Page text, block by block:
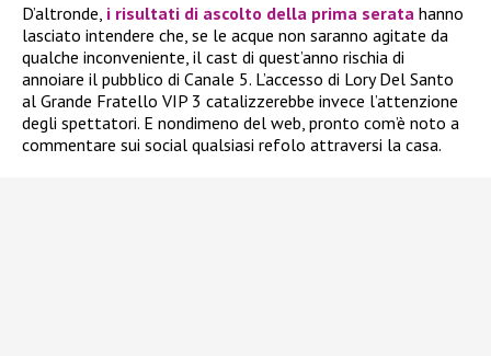
D’altronde, i risultati di ascolto della prima serata hanno
lasciato intendere che, se le acque non saranno agitate da
qualche inconveniente, il cast di quest’anno rischia di
annoiare il pubblico di Canale 5. L’accesso di Lory Del Santo
al Grande Fratello VIP 3 catalizzerebbe invece l’attenzione
degli spettatori. E nondimeno del web, pronto com’è noto a
commentare sui social qualsiasi refolo attraversi la casa.